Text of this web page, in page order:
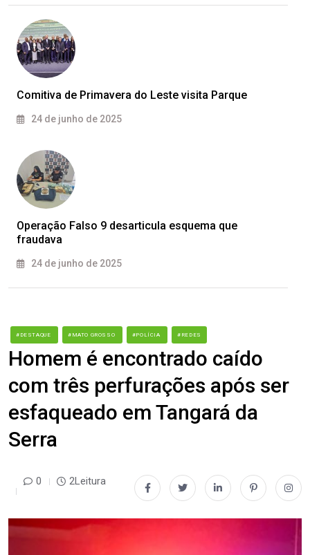
Comitiva de Primavera do Leste visita Parque
24 de junho de 2025
Operação Falso 9 desarticula esquema que
fraudava
24 de junho de 2025
#DESTAQUE #MATO GROSSO #POLÍCIA #REDES
Homem é encontrado caído
com três perfurações após ser
esfaqueado em Tangará da
Serra
0 2Leitura